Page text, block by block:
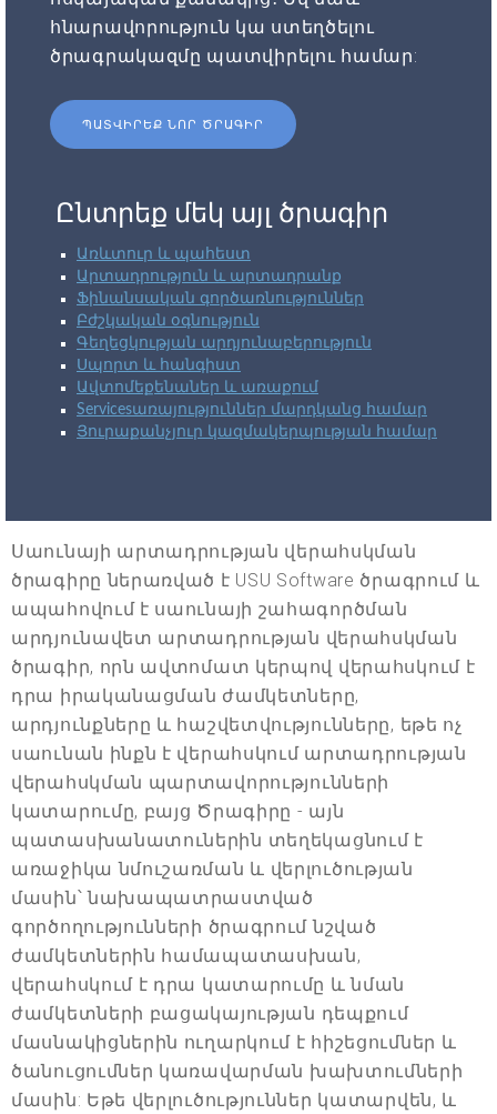
հնարավորություն կա ստեղծելու
ծրագրակազմը պատվիրելու համար:
ՊԱՏՎԻՐԵՔ ՆՈՐ ԾՐԱԳԻՐ
Ընտրեք մեկ այլ ծրագիր
Առևտուր և պահեստ
Արտադրություն և արտադրանք
Ֆինանսական գործառնություններ
Բժշկական օգնություն
Գեղեցկության արդյունաբերություն
Սպորտ և հանգիստ
Ավտոմեքենաներ և առաքում
Servicesառայություններ մարդկանց համար
Յուրաքանչյուր կազմակերպության համար
Սաունայի արտադրության վերահսկման
ծրագիրը ներառված է USU Software ծրագրում և
ապահովում է սաունայի շահագործման
արդյունավետ արտադրության վերահսկման
ծրագիր, որն ավտոմատ կերպով վերահսկում է
դրա իրականացման ժամկետները,
արդյունքները և հաշվետվությունները, եթե ոչ
սաունան ինքն է վերահսկում արտադրության
վերահսկման պարտավորությունների
կատարումը, բայց Ծրագիրը - այն
պատասխանատուներին տեղեկացնում է
առաջիկա նմուշառման և վերլուծության
մասին՝ նախապատրաստված
գործողությունների ծրագրում նշված
ժամկետներին համապատասխան,
վերահսկում է դրա կատարումը և նման
ժամկետների բացակայության դեպքում
մասնակիցներին ուղարկում է հիշեցումներ և
ծանուցումներ կառավարման խախտումների
մասին: Եթե վերլուծություններ կատարվեն, և